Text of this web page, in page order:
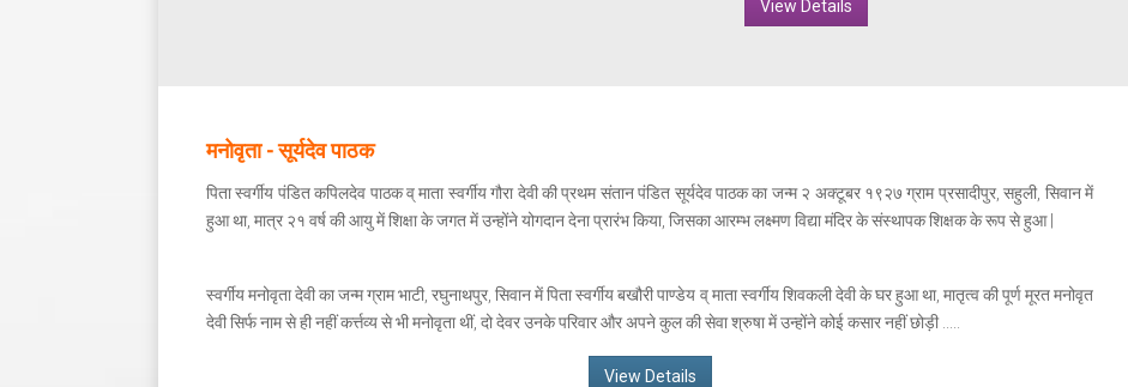
View Details
मनोवृता - सूर्यदेव पाठक
पिता स्वर्गीय पंडित कपिलदेव पाठक व् माता स्वर्गीय गौरा देवी की प्रथम संतान पंडित सूर्यदेव पाठक का जन्म २ अक्टूबर १९२७ ग्राम प्रसादीपुर, सहुली, सिवान में
हुआ था, मात्र २१ वर्ष की आयु में शिक्षा के जगत में उन्होंने योगदान देना प्रारंभ किया, जिसका आरम्भ लक्ष्मण विद्या मंदिर के संस्थापक शिक्षक के रूप से हुआ |
स्वर्गीय मनोवृता देवी का जन्म ग्राम भाटी, रघुनाथपुर, सिवान में पिता स्वर्गीय बखौरी पाण्डेय व् माता स्वर्गीय शिवकली देवी के घर हुआ था, मातृत्व की पूर्ण मूरत मनोवृत
देवी सिर्फ नाम से ही नहीं कर्त्तव्य से भी मनोवृता थीं, दो देवर उनके परिवार और अपने कुल की सेवा श्रुषा में उन्होंने कोई कसार नहीं छोड़ी .....
View Details